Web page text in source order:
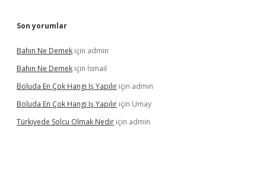
Son yorumlar
Bahın Ne Demek için admin
Bahın Ne Demek için İsmail
Boluda En Çok Hangi Iş Yapılır için admin
Boluda En Çok Hangi Iş Yapılır için Umay
Türkiyede Solcu Olmak Nedir için admin